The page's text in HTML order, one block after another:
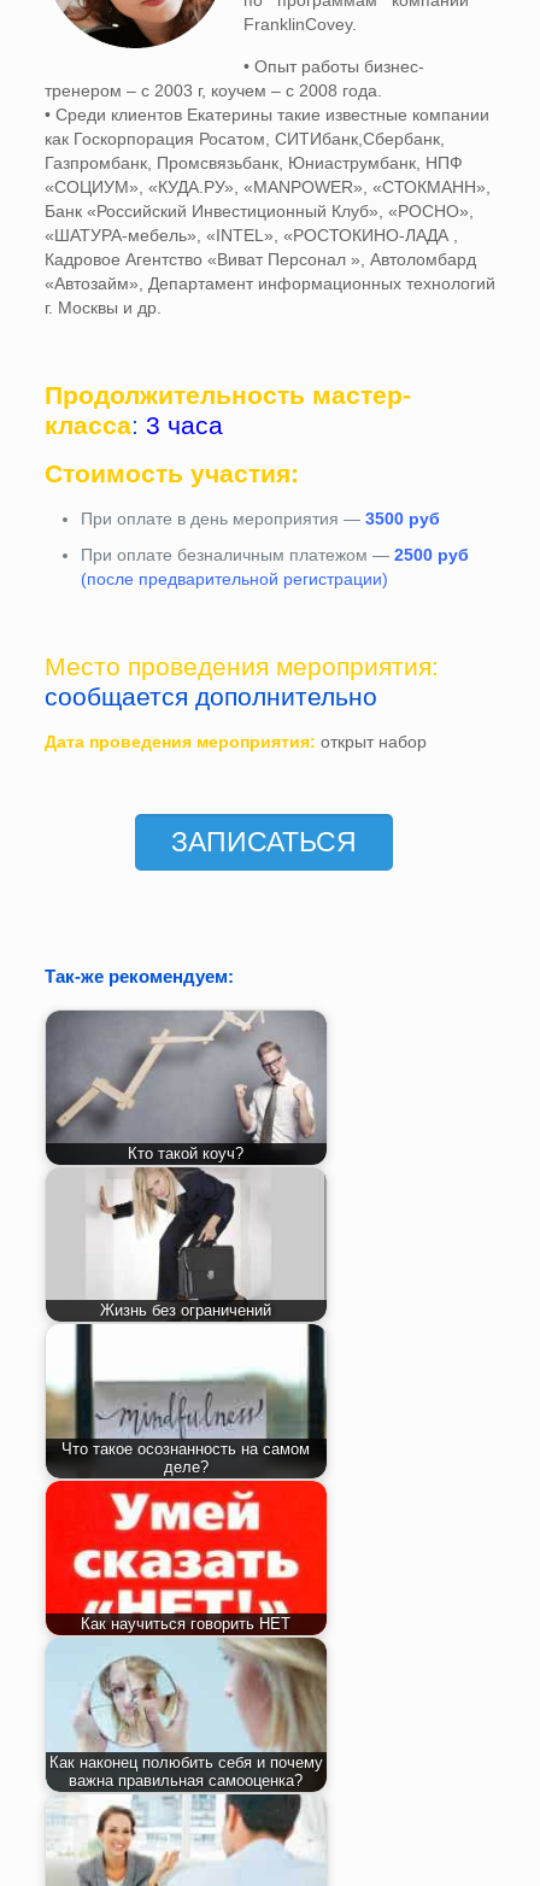
FranklinCovey.
• Опыт работы бизнес-
тренером – с 2003 г, коучем – с 2008 года.
• Среди клиентов Екатерины такие известные компании
как Госкорпорация Росатом, СИТИбанк,Сбербанк,
Газпромбанк, Промсвязьбанк, Юниаструмбанк, НПФ
«СОЦИУМ», «КУДА.РУ», «MANPOWER», «СТОКМАНН»,
Банк «Российский Инвестиционный Клуб», «РОСНО»,
«ШАТУРА-мебель», «INTEL», «РОСТОКИНО-ЛАДА ,
Кадровое Агентство «Виват Персонал », Автоломбард
«Автозайм», Департамент информационных технологий
г. Москвы и др.
Продолжительность мастер-
класса: 3 часа
Стоимость участия:
При оплате в день мероприятия — 3500 руб
При оплате безналичным платежом — 2500 руб
(после предварительной регистрации)
Место проведения мероприятия:
сообщается дополнительно
Дата проведения мероприятия: открыт набор
ЗАПИСАТЬСЯ
Так-же рекомендуем:
Кто такой коуч?
Жизнь без ограничений
Что такое осознанность на самом
деле?
Как научиться говорить НЕТ
Как наконец полюбить себя и почему
важна правильная самооценка?